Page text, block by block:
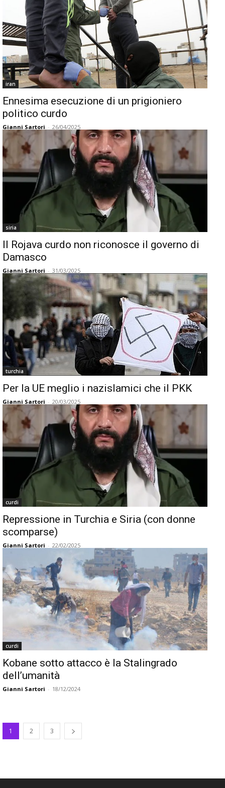
iran
Ennesima esecuzione di un prigioniero
politico curdo
Gianni Sartori - 26/04/2025
siria
Il Rojava curdo non riconosce il governo di
Damasco
Gianni Sartori - 31/03/2025
turchia
Per la UE meglio i nazislamici che il PKK
Gianni Sartori - 20/03/2025
curdi
Repressione in Turchia e Siria (con donne
scomparse)
Gianni Sartori - 22/02/2025
curdi
Kobane sotto attacco è la Stalingrado
dell’umanità
Gianni Sartori - 18/12/2024
1 2 3